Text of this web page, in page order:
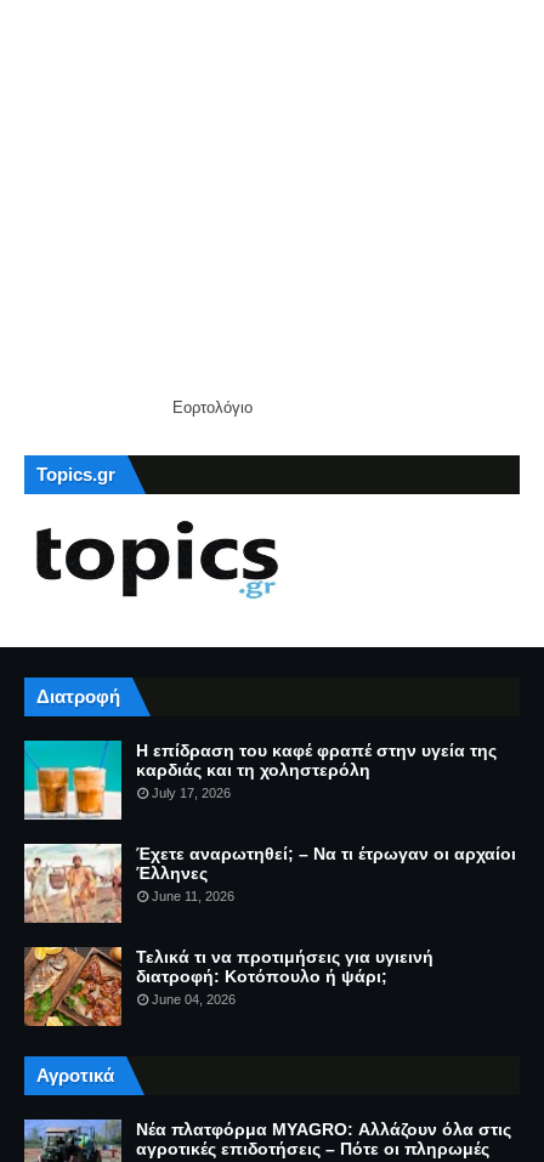
Εορτολόγιο
Topics.gr
Διατροφή
Η επίδραση του καφέ φραπέ στην υγεία της
καρδιάς και τη χοληστερόλη
July 17, 2026
Έχετε αναρωτηθεί; – Να τι έτρωγαν οι αρχαίοι
Έλληνες
June 11, 2026
Τελικά τι να προτιμήσεις για υγιεινή
διατροφή: Κοτόπουλο ή ψάρι;
June 04, 2026
Αγροτικά
Νέα πλατφόρμα MYAGRO: Αλλάζουν όλα στις
αγροτικές επιδοτήσεις – Πότε οι πληρωμές